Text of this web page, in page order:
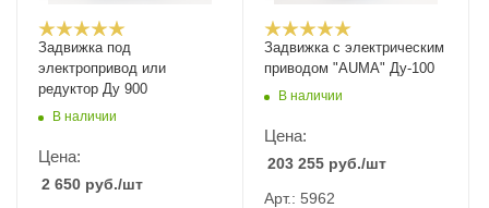
Задвижка под
электропривод или
редуктор Ду 900
В наличии
Цена:
2 650 руб./шт
Задвижка с электрическим
приводом "AUMA" Ду-100
В наличии
Цена:
203 255 руб./шт
Арт.: 5962